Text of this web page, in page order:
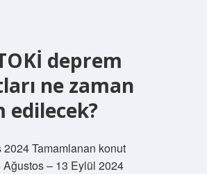
deprem
ne zaman
edilecek?
2024 Tamamlanan konut
– 13 Eylül 2024